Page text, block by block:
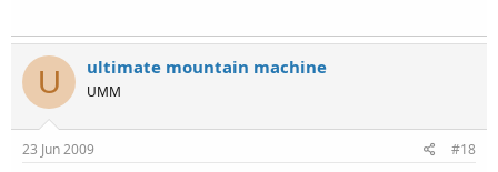
U ultimate mountain machine
UMM
23 Jun 2009 #18